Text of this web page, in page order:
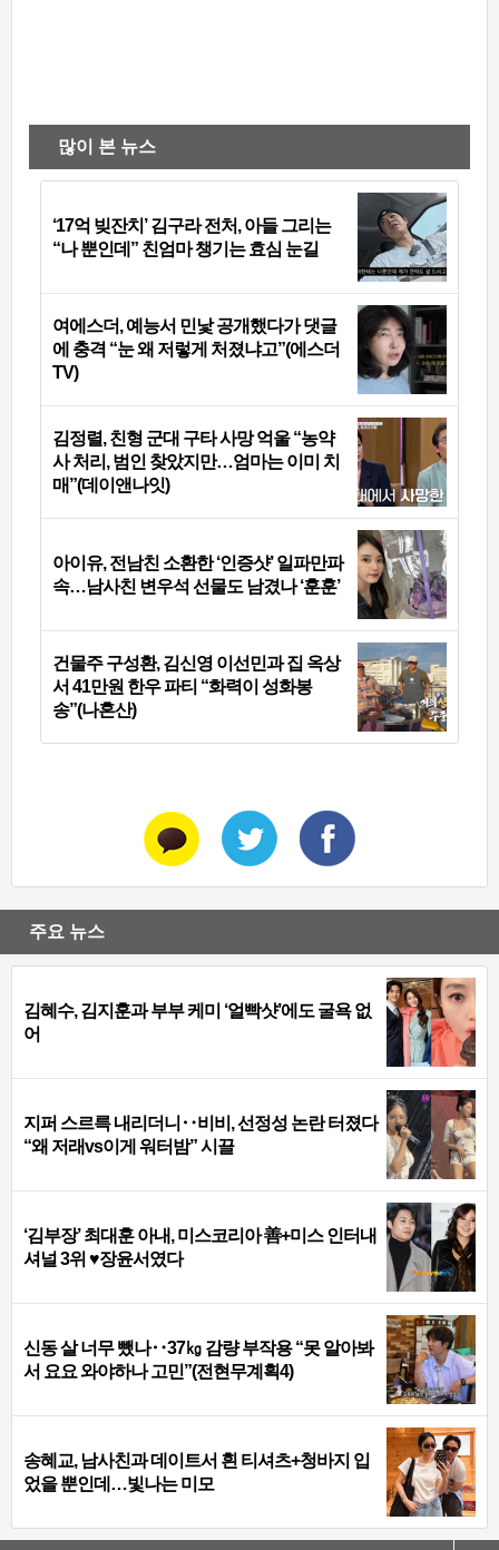
많이 본 뉴스
‘17억 빚잔치’ 김구라 전처, 아들 그리는
“나 뿐인데” 친엄마 챙기는 효심 눈길
여에스더, 예능서 민낯 공개했다가 댓글
에 충격 “눈 왜 저렇게 처졌냐고”(에스더
TV)
김정렬, 친형 군대 구타 사망 억울 “농약
사 처리, 범인 찾았지만…엄마는 이미 치
매”(데이앤나잇)
아이유, 전남친 소환한 ‘인증샷’ 일파만파
속…남사친 변우석 선물도 남겼나 ‘훈훈’
건물주 구성환, 김신영 이선민과 집 옥상
서 41만원 한우 파티 “화력이 성화봉
송”(나혼산)
주요 뉴스
김혜수, 김지훈과 부부 케미 ‘얼빡샷’에도 굴욕 없
어
지퍼 스르륵 내리더니‥비비, 선정성 논란 터졌다
“왜 저래vs이게 워터밤” 시끌
‘김부장’ 최대훈 아내, 미스코리아 善+미스 인터내
셔널 3위 ♥장윤서였다
신동 살 너무 뺐나‥37㎏ 감량 부작용 “못 알아봐
서 요요 와야하나 고민”(전현무계획4)
송혜교, 남사친과 데이트서 흰 티셔츠+청바지 입
었을 뿐인데…빛나는 미모